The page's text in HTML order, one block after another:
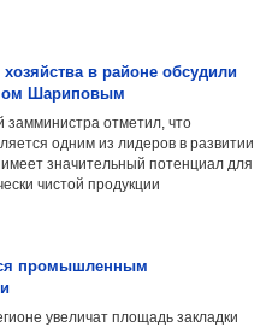
хозяйства в районе обсудили
Шариповым
замминистра отметил, что
одним из лидеров в развитии
имеет значительный потенциал для
чистой продукции
промышленным
увеличат площадь закладки